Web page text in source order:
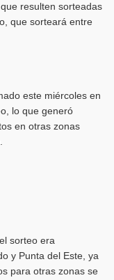
resulten sorteadas
que sorteará entre
este miércoles en
lo que generó
en otras zonas
sorteo era
y Punta del Este, ya
para otras zonas se